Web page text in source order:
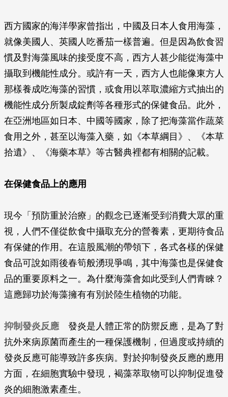
西方國家的海洋學家曾指出，中國及日本人食用海藻，
就像美國人、英國人吃番茄一樣普遍。但是因為飲食習
慣及對海藻風味的接受度不高，西方人甚少能從海藻中
攝取到機能性成分。或許有一天，西方人也能像東方人
那樣養成吃海藻的習慣，或食用以萃取濃縮方式抽出的
機能性成分所製成錠劑等各種形式的保健食品。此外，
在亞洲地區如日本、中國等國家，除了把海藻當作蔬菜
食用之外，甚至以海藻入藥，如《本草綱目》、《本草
拾遺》、《海藥本草》等古醫典裡都有相關的記載。
在保健食品上的應用
現今「預防重於治療」的觀念已逐漸受到消費大眾的重
視，人們不僅從飲食中攝取充分的營養素，更期待食品
有保健的作用。在這股風潮的帶領下，各式各樣的保健
食品可說如雨後春筍般湧現爭鳴，其中海藻也是保健食
品的重要原料之一。為什麼海藻會如此受到人們青睞？
這應歸功於海藻擁有有別於陸生植物的功能。
抑制發炎反應 發炎是人體正常的防禦反應，是為了對
抗外來病原菌而產生的一種保護機制，但過度或持續的
發炎反應可能導致許多疾病。對於抑制發炎反應的應用
方面，在細胞實驗中發現，褐藻萃取物可以抑制促進發
炎的細胞激素產生。